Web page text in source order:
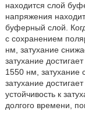
находится слой
напряжения
буферный слой.
с сохранением
нм, затухание
затухание
1550 нм, затухание
затухание
устойчивость к
долгого времени,